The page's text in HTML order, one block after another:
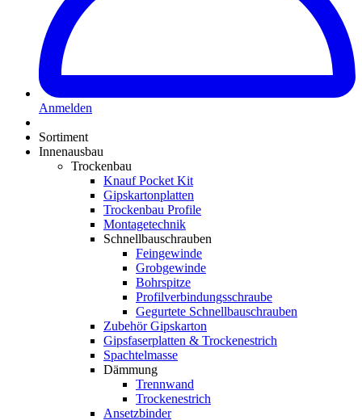
Anmelden
Sortiment
Innenausbau
Trockenbau
Knauf Pocket Kit
Gipskartonplatten
Trockenbau Profile
Montagetechnik
Schnellbauschrauben
Feingewinde
Grobgewinde
Bohrspitze
Profilverbindungsschraube
Gegurtete Schnellbauschrauben
Zubehör Gipskarton
Gipsfaserplatten & Trockenestrich
Spachtelmasse
Dämmung
Trennwand
Trockenestrich
Ansetzbinder